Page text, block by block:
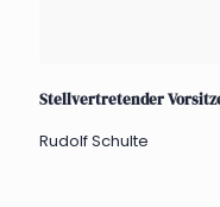
Stellvertretender
Rudolf Schulte